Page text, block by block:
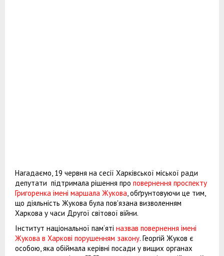
Нагадаємо, 19 червня на сесії Харківської міської ради
депутати підтримала рішення про повернення проспекту
Григоренка імені маршала Жукова, обґрунтовуючи це тим,
що діяльність Жукова була пов'язана визволенням
Харкова у часи Другої світової війни.
Інститут національної пам‘яті назвав повернення імені
Жукова в Харкові порушенням закону. Георгій Жуков є
особою, яка обіймала керівні посади у вищих органах